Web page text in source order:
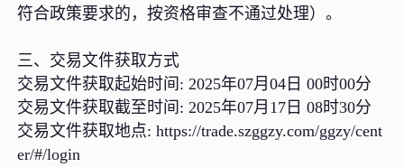
符合政策要求的，按资格审查不通过处理）。
三、交易文件获取方式
交易文件获取起始时间: 2025年07月04日 00时00分
交易文件获取截至时间: 2025年07月17日 08时30分
交易文件获取地点: https://trade.szggzy.com/ggzy/cent
er/#/login